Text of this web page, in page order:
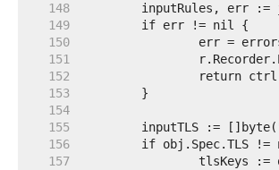
   148
   149
   150
   151
   152
   153
   154
   155
   156
   157